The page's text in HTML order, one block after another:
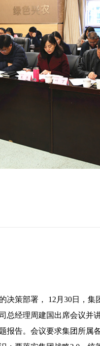
策部署， 12月30日，集
经理周建国出席会议并
告。会议要求集团所属